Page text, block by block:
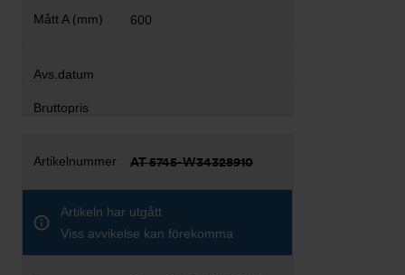
600
AT 5745-W34328910
Artikeln har utgått
Viss avvikelse kan förekomma